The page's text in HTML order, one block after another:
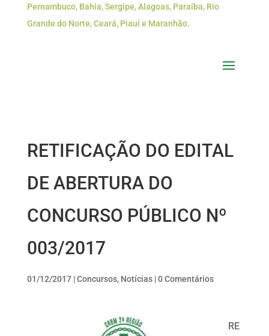
Pernambuco, Bahia, Sergipe, Alagoas, Paraíba, Rio
Grande do Norte, Ceará, Piauí e Maranhão.
RETIFICAÇÃO DO EDITAL
DE ABERTURA DO
CONCURSO PÚBLICO Nº
003/2017
01/12/2017|Concursos, Notícias|0 Comentários
RE